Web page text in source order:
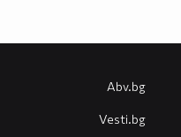
Abv.bg
Vesti.bg